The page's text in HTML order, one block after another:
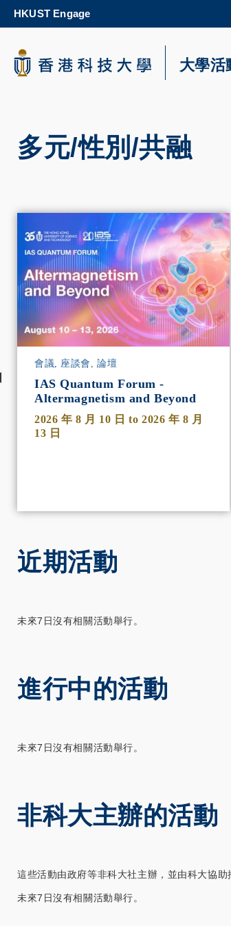
content
科大新聞
HKUST Engage
大學活
多元/性別/共融
會議, 座談會, 論壇
IAS Quantum Forum -
Altermagnetism and Beyond
2026 年 8 月 10 日 to2026 年 8 月
13 日
近期活動
未來7日沒有相關活動舉行。
進行中的活動
未來7日沒有相關活動舉行。
非科大主辦的活動
這些活動由政府等非科大社主辦，並由科大協助
未來7日沒有相關活動舉行。